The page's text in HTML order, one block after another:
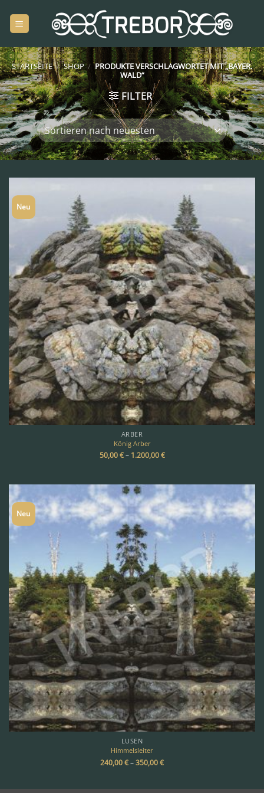
Inhalt
springen
STARTSEITE / SHOP / PRODUKTE VERSCHLAGWORTET MIT „BAYER.
WALD“
FILTER
Neu
ARBER
König Arber
50,00€– 1.200,00€
Neu
LUSEN
Himmelsleiter
240,00€–350,00€